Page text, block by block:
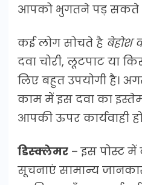
आपको भुगतने पड़ सकते
कई लोग सोचते है बेहोश
दवा चोरी, लूटपाट या
लिए बहुत उपयोगी है।
काम में इस दवा का
आपकी ऊपर कार्यवाही
डिस्क्लेमर – इस पोस्ट में
सूचनाएं सामान्य